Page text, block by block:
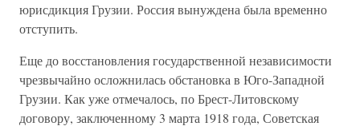
юрисдикция Грузии. Россия вынуждена была временно
отступить.
Еще до восстановления государственной независимости
чрезвычайно осложнилась обстановка в Юго-Западной
Грузии. Как уже отмечалось, по Брест-Литовскому
договору, заключенному 3 марта 1918 года, Советская